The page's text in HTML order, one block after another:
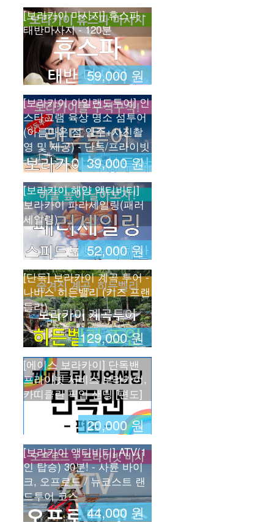
59,000 원
[보라카이 마사지] 휴스파 -
태반마사지 - 120분
39,000 원
[보라카이 아일랜드투어] 인
스타그램 육상 명소 섬투어
(아름다운 섬 일주+사진촬
영 및 제공) - 단독/프라이빗
52,000 원
[보라카이 해양 액티비티]
보라카이 파라세일링(패러
세일링)
129,000 원
[단독] 보라카이 계곡 투어 -
나바스 히든밸리 (키즈 프랜
들리)
20,000 원
[에이스 보라카이] 단독밴
프라이빗 서비스 보라카이, 
카띠클란 픽업 샌딩 [편도]
44,000 원
[보라카이 액티비티] ATV(1
인 탑승) 30분! - 사륜 바이
크, 오프로드 / 뉴코스트 랜
드투어 코스